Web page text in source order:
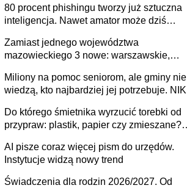
80 procent phishingu tworzy już sztuczna
inteligencja. Nawet amator może dziś
Zamiast jednego województwa
mazowieckiego 3 nowe: warszawskie,
Europie nie ma tak dużych jednostek
stołecznych
Miliony na pomoc seniorom, ale gminy nie
wiedzą, kto najbardziej jej potrzebuje. NIK
Do którego śmietnika wyrzucić torebki od
przypraw: plastik, papier czy zmieszane?
AI pisze coraz więcej pism do urzędów.
Instytucje widzą nowy trend
Świadczenia dla rodzin 2026/2027. Od